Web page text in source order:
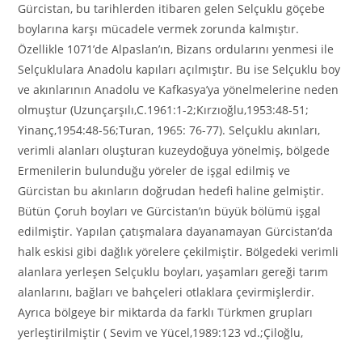
Gürcistan, bu tarihlerden itibaren gelen Selçuklu göçebe
boylarına karşı mücadele vermek zorunda kalmıştır.
Özellikle 1071’de Alpaslan’ın, Bizans ordularını yenmesi ile
Selçuklulara Anadolu kapıları açılmıştır. Bu ise Selçuklu boy
ve akınlarının Anadolu ve Kafkasya’ya yönelmelerine neden
olmuştur (Uzunçarşılı,C.1961:1-2;Kırzıoğlu,1953:48-51;
Yinanç,1954:48-56;Turan, 1965: 76-77). Selçuklu akınları,
verimli alanları oluşturan kuzeydoğuya yönelmiş, bölgede
Ermenilerin bulunduğu yöreler de işgal edilmiş ve
Gürcistan bu akınların doğrudan hedefi haline gelmiştir.
Bütün Çoruh boyları ve Gürcistan’ın büyük bölümü işgal
edilmiştir. Yapılan çatışmalara dayanamayan Gürcistan’da
halk eskisi gibi dağlık yörelere çekilmiştir. Bölgedeki verimli
alanlara yerleşen Selçuklu boyları, yaşamları gereği tarım
alanlarını, bağları ve bahçeleri otlaklara çevirmişlerdir.
Ayrıca bölgeye bir miktarda da farklı Türkmen grupları
yerleştirilmiştir ( Sevim ve Yücel,1989:123 vd.;Çiloğlu,